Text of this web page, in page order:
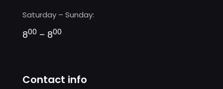
Saturday – Sunday:
800 – 800
Contact info